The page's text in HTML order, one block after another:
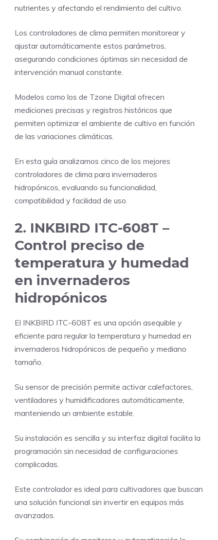
nutrientes y afectando el rendimiento del cultivo.
Los controladores de clima permiten monitorear y
ajustar automáticamente estos parámetros,
asegurando condiciones óptimas sin necesidad de
intervención manual constante.
Modelos como los de Tzone Digital ofrecen
mediciones precisas y registros históricos que
permiten optimizar el ambiente de cultivo en función
de las variaciones climáticas.
En esta guía analizamos cinco de los mejores
controladores de clima para invernaderos
hidropónicos, evaluando su funcionalidad,
compatibilidad y facilidad de uso.
2. INKBIRD ITC-608T –
Control preciso de
temperatura y humedad
en invernaderos
hidropónicos
El INKBIRD ITC-608T es una opción asequible y
eficiente para regular la temperatura y humedad en
invernaderos hidropónicos de pequeño y mediano
tamaño.
Su sensor de precisión permite activar calefactores,
ventiladores y humidificadores automáticamente,
manteniendo un ambiente estable.
Su instalación es sencilla y su interfaz digital facilita la
programación sin necesidad de configuraciones
complicadas.
Este controlador es ideal para cultivadores que buscan
una solución funcional sin invertir en equipos más
avanzados.